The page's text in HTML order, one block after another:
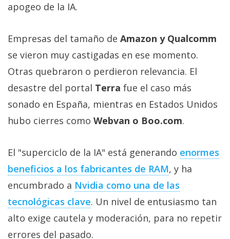
apogeo de la IA.
Empresas del tamaño de Amazon y Qualcomm
se vieron muy castigadas en ese momento.
Otras quebraron o perdieron relevancia. El
desastre del portal Terra fue el caso más
sonado en España, mientras en Estados Unidos
hubo cierres como Webvan o Boo.com.
El "superciclo de la IA" está generando enormes
beneficios a los fabricantes de RAM‎, y ha
encumbrado a Nvidia como una de las
tecnológicas clave‎. Un nivel de entusiasmo tan
alto exige cautela y moderación, para no repetir
errores del pasado.